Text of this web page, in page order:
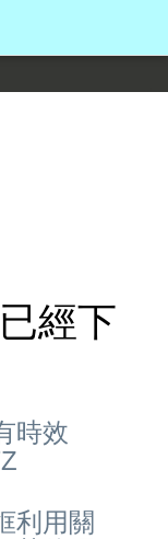
經下
時效
利用關